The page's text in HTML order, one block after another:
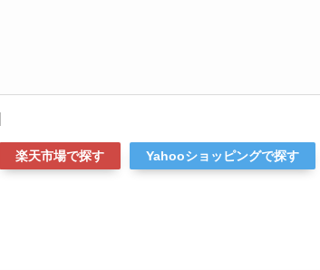
楽天市場で探す Yahooショッピングで探す